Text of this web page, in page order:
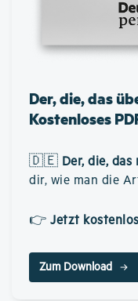
Der, die, das
Kostenloses
🇩🇪 Der, die,
dir, wie man die
👉 Jetzt
Zum Download